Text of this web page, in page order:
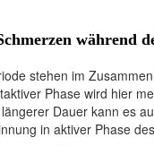
während
stehen im
Phase wird hier
Dauer kann es
in aktiver Phase